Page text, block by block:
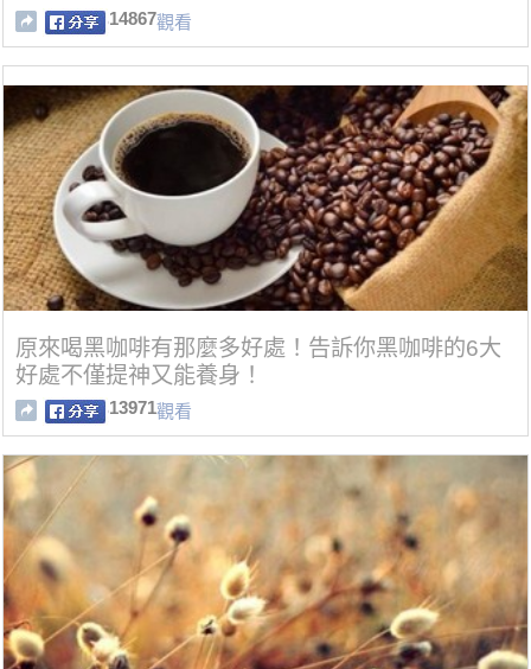
14867觀看
原來喝黑咖啡有那麼多好處！告訴你黑咖啡的6大
好處不僅提神又能養身！
13971觀看